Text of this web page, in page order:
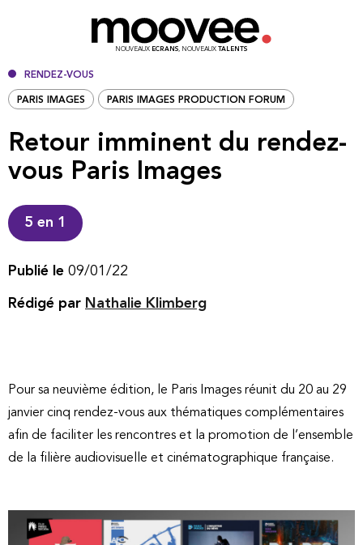
NOUVEAUX ECRANS, NOUVEAUX TALENTS
RENDEZ-VOUS
PARIS IMAGES PARIS IMAGES PRODUCTION FORUM
Retour imminent du rendez-
vous Paris Images
5 en 1
Publié le 09/01/22
Rédigé par Nathalie Klimberg
Pour sa neuvième édition, le Paris Images réunit du 20 au 29
janvier cinq rendez-vous aux thématiques complémentaires
afin de faciliter les rencontres et la promotion de l’ensemble
de la filière audiovisuelle et cinématographique française.